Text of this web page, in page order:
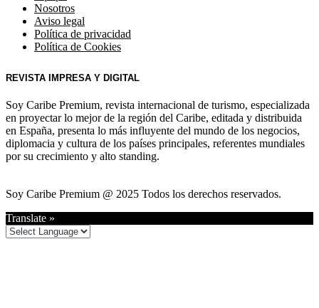
Nosotros
Aviso legal
Política de privacidad
Política de Cookies
REVISTA IMPRESA Y DIGITAL
Soy Caribe Premium, revista internacional de turismo, especializada
en proyectar lo mejor de la región del Caribe, editada y distribuida
en España, presenta lo más influyente del mundo de los negocios,
diplomacia y cultura de los países principales, referentes mundiales
por su crecimiento y alto standing.
Soy Caribe Premium @ 2025 Todos los derechos reservados.
Translate »